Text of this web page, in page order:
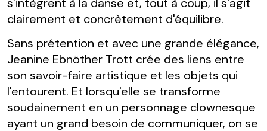
clairement et concrètement d'équilibre.
Sans prétention et avec une grande élégance,
Jeanine Ebnöther Trott crée des liens entre
son savoir-faire artistique et les objets qui
l'entourent. Et lorsqu'elle se transforme
soudainement en un personnage clownesque
ayant un grand besoin de communiquer, on se